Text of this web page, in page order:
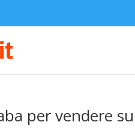
per vendere